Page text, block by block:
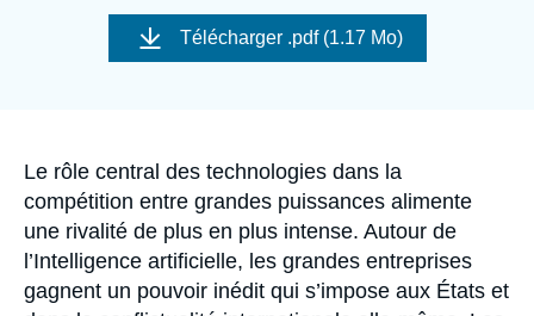
Image
couverture
Télécharger .pdf (1.17 Mo)
Accroche
Le rôle central des technologies dans la
compétition entre grandes puissances alimente
une rivalité de plus en plus intense. Autour de
l’Intelligence artificielle, les grandes entreprises
gagnent un pouvoir inédit qui s’impose aux États et